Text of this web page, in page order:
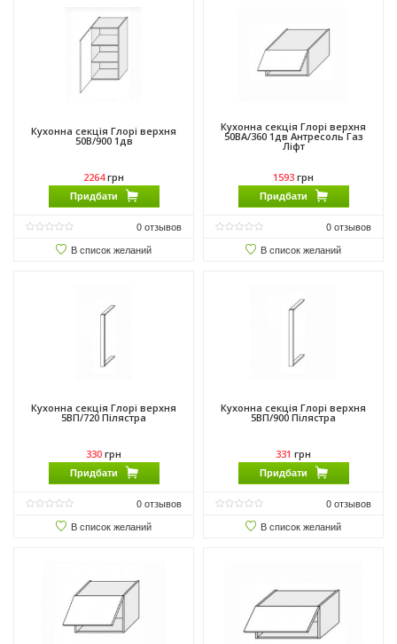
Кухонна секція Глорі верхня
50В/900 1дв
2264грн
Придбати
0отзывов
В список желаний
Кухонна секція Глорі верхня
50ВА/360 1дв Антресоль Газ
Ліфт
1593 грн
Придбати
0отзывов
В список желаний
Кухонна секція Глорі верхня
5ВП/720 Пілястра
330 грн
Придбати
0отзывов
В список желаний
Кухонна секція Глорі верхня
5ВП/900 Пілястра
331 грн
Придбати
0отзывов
В список желаний